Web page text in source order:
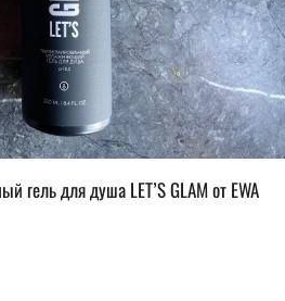
гель для душа LET’S GLAM от EWA